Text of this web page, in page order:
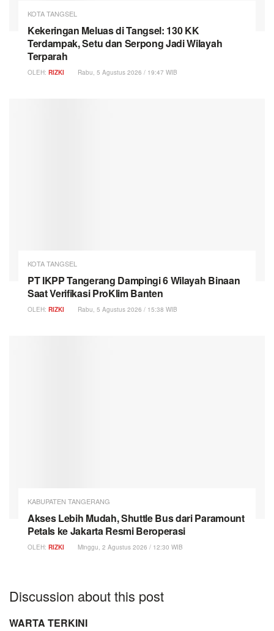
KOTA TANGSEL
Kekeringan Meluas di Tangsel: 130 KK
Terdampak, Setu dan Serpong Jadi Wilayah
Terparah
OLEH: RIZKI Rabu, 5 Agustus 2026 / 19:47 WIB
KOTA TANGSEL
PT IKPP Tangerang Dampingi 6 Wilayah Binaan
Saat Verifikasi ProKlim Banten
OLEH: RIZKI Rabu, 5 Agustus 2026 / 15:38 WIB
KABUPATEN TANGERANG
Akses Lebih Mudah, Shuttle Bus dari Paramount
Petals ke Jakarta Resmi Beroperasi
OLEH: RIZKI Minggu, 2 Agustus 2026 / 12:30 WIB
Discussion about this post
WARTA TERKINI